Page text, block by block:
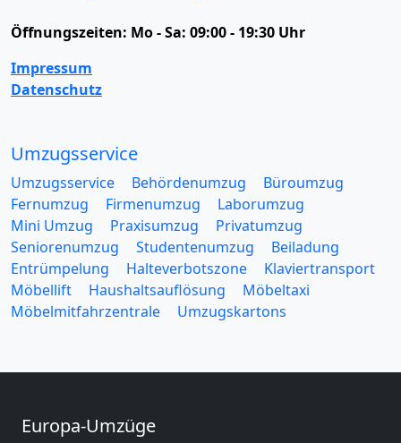
Öffnungszeiten: Mo - Sa: 09:00 - 19:30 Uhr
Impressum
Datenschutz
Umzugsservice
Umzugsservice Behördenumzug
Büroumzug
Fernumzug
Firmenumzug
Laborumzug
Mini Umzug
Praxisumzug
Privatumzug
Seniorenumzug
Studentenumzug
Beiladung
Entrümpelung
Halteverbotszone
Klaviertransport
Möbellift
Haushaltsauflösung
Möbeltaxi
Möbelmitfahrzentrale
Umzugskartons
Europa-Umzüge